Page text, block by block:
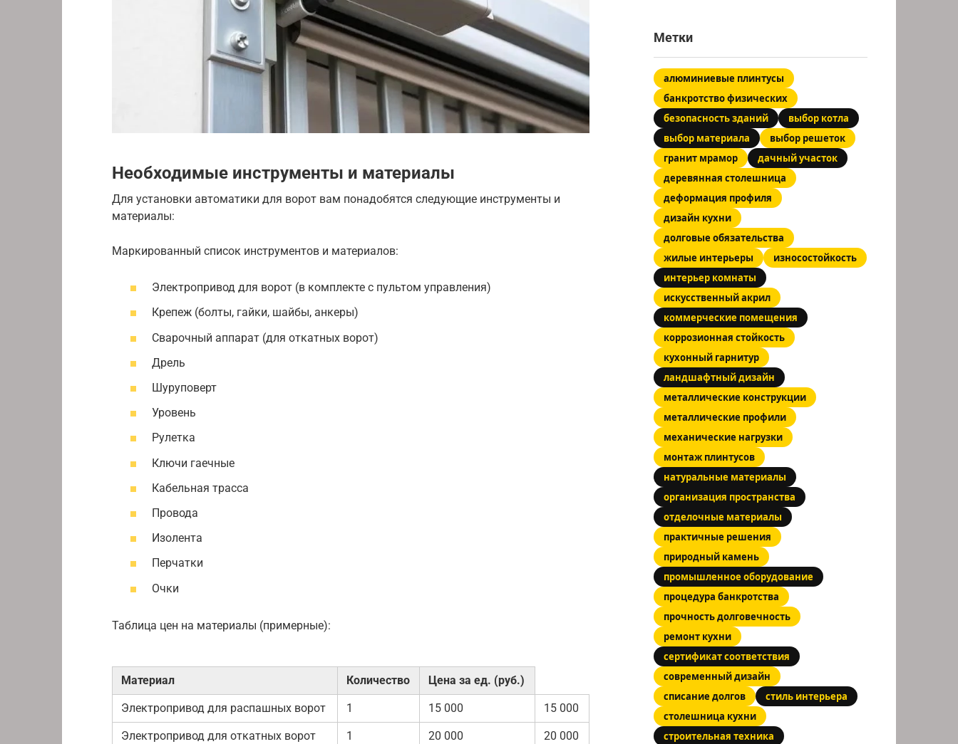
Необходимые инструменты и материалы
Для установки автоматики для ворот вам понадобятся следующие инструменты и
материалы:
Маркированный список инструментов и материалов:
Электропривод для ворот (в комплекте с пультом управления)
Крепеж (болты, гайки, шайбы, анкеры)
Сварочный аппарат (для откатных ворот)
Дрель
Шуруповерт
Уровень
Рулетка
Ключи гаечные
Кабельная трасса
Провода
Изолента
Перчатки
Очки
Таблица цен на материалы (примерные):
Материал Количество Цена за ед. (руб.)
Электропривод для распашных ворот 1 15 000 15 000
Электропривод для откатных ворот 1 20 000 20 000
Метки
алюминиевые плинтусы
банкротство физических
безопасность зданий
выбор котла
выбор материала
выбор решеток
гранит мрамор
дачный участок
деревянная столешница
деформация профиля
дизайн кухни
долговые обязательства
жилые интерьеры
износостойкость
интерьер комнаты
искусственный акрил
коммерческие помещения
коррозионная стойкость
кухонный гарнитур
ландшафтный дизайн
металлические конструкции
металлические профили
механические нагрузки
монтаж плинтусов
натуральные материалы
организация пространства
отделочные материалы
практичные решения
природный камень
промышленное оборудование
процедура банкротства
прочность долговечность
ремонт кухни
сертификат соответствия
современный дизайн
списание долгов
стиль интерьера
столешница кухни
строительная техника